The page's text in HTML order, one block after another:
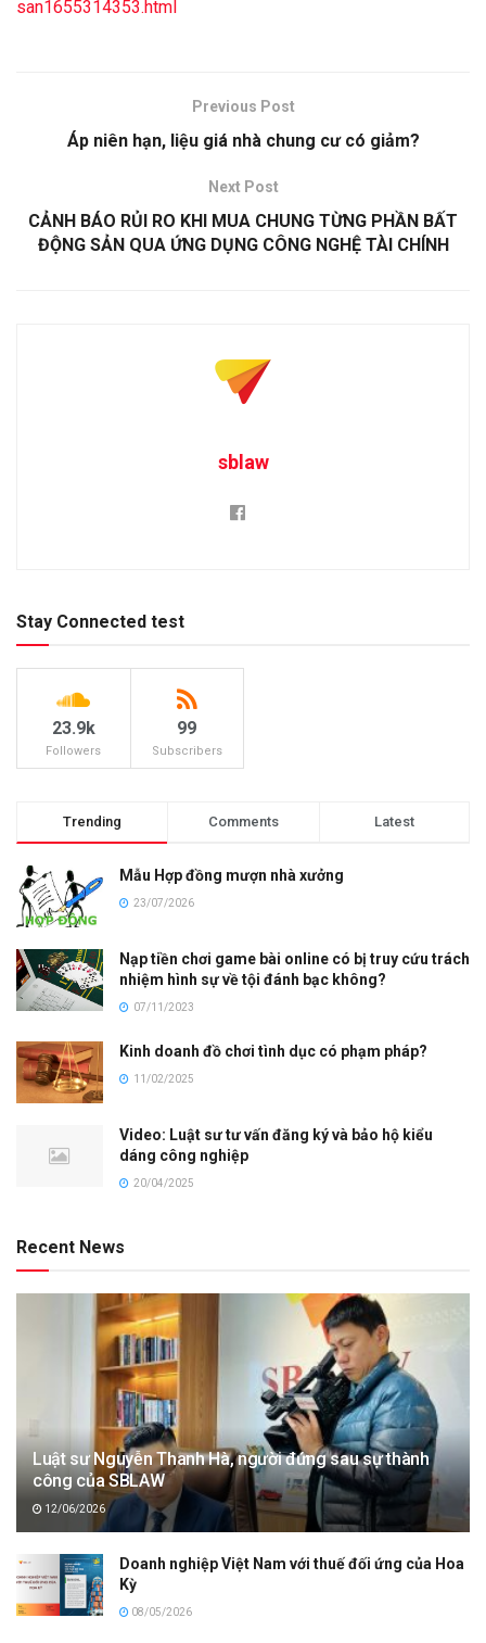
san1655314353.html
Previous Post
Áp niên hạn, liệu giá nhà chung cư có giảm?
Next Post
CẢNH BÁO RỦI RO KHI MUA CHUNG TỪNG PHẦN BẤT
ĐỘNG SẢN QUA ỨNG DỤNG CÔNG NGHỆ TÀI CHÍNH
sblaw
Stay Connected test
23.9k
Followers
99
Subscribers
Trending Comments Latest
Mẫu Hợp đồng mượn nhà xưởng
23/07/2026
Nạp tiền chơi game bài online có bị truy cứu trách
nhiệm hình sự về tội đánh bạc không?
07/11/2023
Kinh doanh đồ chơi tình dục có phạm pháp?
11/02/2025
Video: Luật sư tư vấn đăng ký và bảo hộ kiểu
dáng công nghiệp
20/04/2025
Recent News
Luật sư Nguyễn Thanh Hà, người đứng sau sự thành
công của SBLAW
12/06/2026
Doanh nghiệp Việt Nam với thuế đối ứng của Hoa
Kỳ
08/05/2026